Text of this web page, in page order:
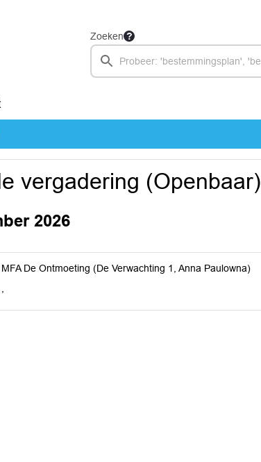
Zoeken
vergadering (Openbaar)
2026
MFA De Ontmoeting (De Verwachting 1, Anna Paulowna)